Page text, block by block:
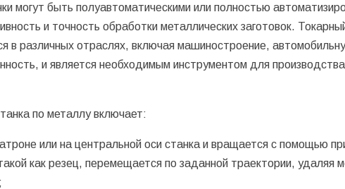
могут быть полуавтоматическими или полностью
и точность обработки металлических заготовок.
в различных отраслях, включая машиностроение,
и является необходимым инструментом для
по металлу включает:
или на центральной оси станка и вращается с помощью
как резец, перемещается по заданной траектории, удаляя